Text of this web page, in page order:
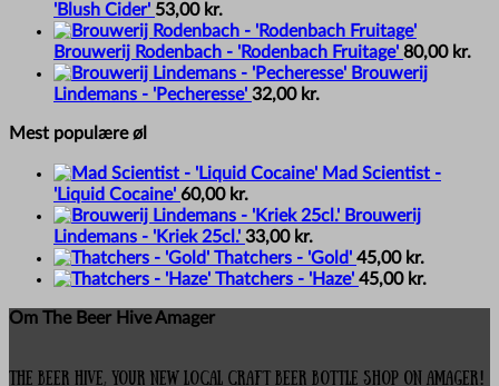
'Blush Cider' 53,00 kr.
Brouwerij Rodenbach - 'Rodenbach Fruitage' 80,00 kr.
Brouwerij
Lindemans - 'Pecheresse' 32,00 kr.
Mest populære øl
Mad Scientist -
'Liquid Cocaine' 60,00 kr.
Brouwerij
Lindemans - 'Kriek 25cl.' 33,00 kr.
Thatchers - 'Gold' 45,00 kr.
Thatchers - 'Haze' 45,00 kr.
Om The Beer Hive Amager
The Beer Hive, your new local Craft Beer Bottle Shop on Amager!